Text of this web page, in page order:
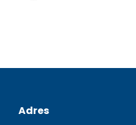
Adres